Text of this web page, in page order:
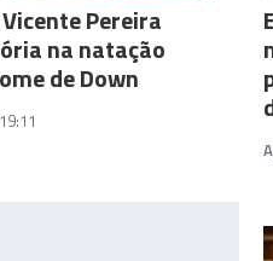
Pereira
na natação
de Down
19:11